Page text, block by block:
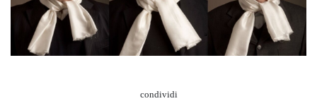
condividi